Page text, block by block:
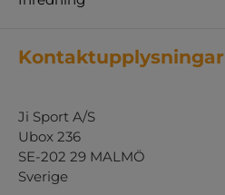
Kontaktupplysningar
Ji Sport A/S
Ubox 236
SE-202 29 MALMÖ
Sverige